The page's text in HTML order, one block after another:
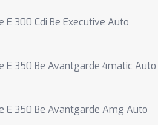
E 300 Cdi Be Executive Auto
E 350 Be Avantgarde 4matic Auto
E 350 Be Avantgarde Amg Auto